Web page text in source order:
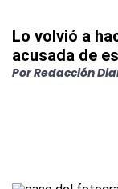
Lo volvió a
acusada de
PorRedacción